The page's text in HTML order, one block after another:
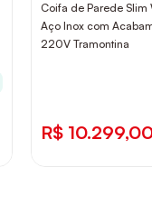
Coifa de Parede Slim
Aço Inox com
220V Tramontina
R$